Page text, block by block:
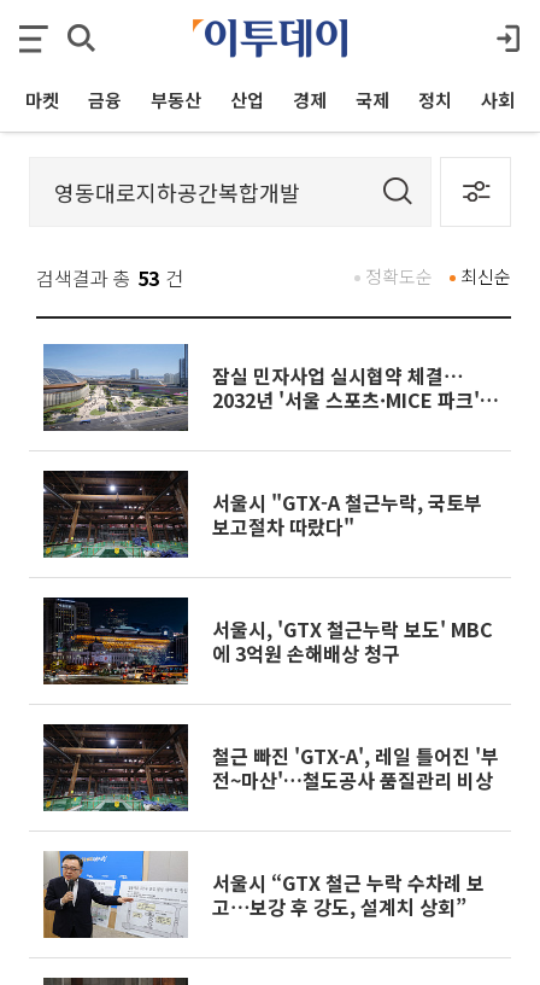
마켓 금융 부동산 산업 경제 국제 정치 사회
검색결과 총 53 건 최신순
정확도순
잠실 민자사업 실시협약 체결⋯
2032년 '서울 스포츠·MICE 파크'
서울시 "GTX-A 철근누락, 국토부
보고절차 따랐다"
서울시, 'GTX 철근누락 보도' MBC
에 3억원 손해배상 청구
철근 빠진 'GTX-A', 레일 틀어진 '부
전~마산'…철도공사 품질관리 비상
서울시 “GTX 철근 누락 수차례 보
고⋯보강 후 강도, 설계치 상회”